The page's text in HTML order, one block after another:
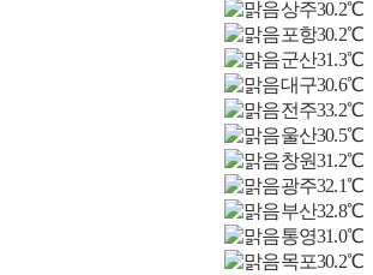
상주30.2℃
포항30.2℃
군산31.3℃
대구30.6℃
전주33.2℃
울산30.5℃
창원31.2℃
광주32.1℃
부산32.8℃
통영31.0℃
목포30.2℃